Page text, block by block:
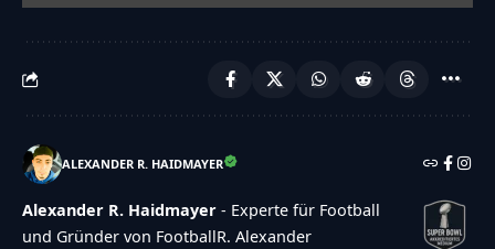
ALEXANDER R. HAIDMAYER
Alexander R. Haidmayer - Experte für Football
und Gründer von FootballR. Alexander